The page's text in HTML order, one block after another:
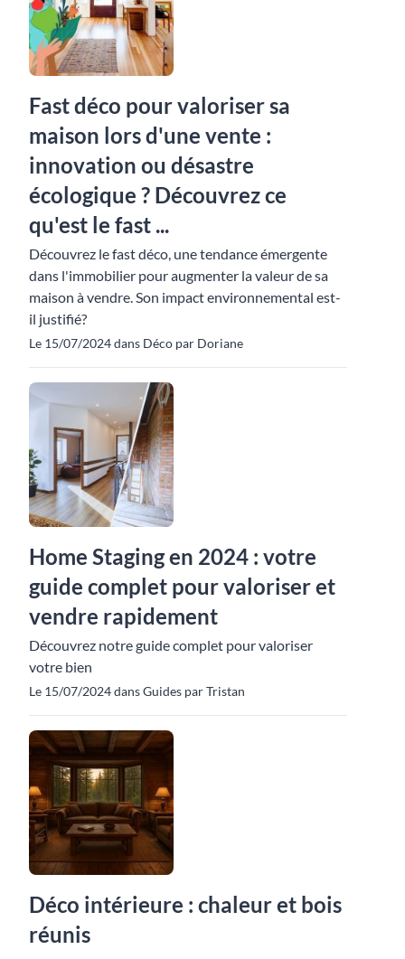
Fast déco pour valoriser sa
maison lors d'une vente :
innovation ou désastre
écologique ? Découvrez ce
qu'est le fast ...
Découvrez le fast déco, une tendance émergente
dans l'immobilier pour augmenter la valeur de sa
maison à vendre. Son impact environnemental est-
il justifié?
Le 15/07/2024 dans Déco par Doriane
Home Staging en 2024 : votre
guide complet pour valoriser et
vendre rapidement
Découvrez notre guide complet pour valoriser
votre bien
Le 15/07/2024 dans Guides par Tristan
Déco intérieure : chaleur et bois
réunis